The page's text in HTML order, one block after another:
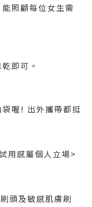
照顧每位女生需
即可。
喔! 出外攜帶都挺
用感屬個人立場>
頭及敏感肌膚刷